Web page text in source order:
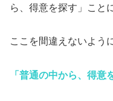
ら、得意を探す」こと
ここを間違えないよう
「普通の中から、得意